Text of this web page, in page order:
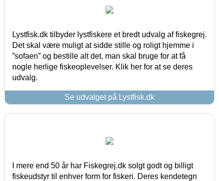
Lystfisk.dk tilbyder lystfiskere et bredt udvalg af fiskegrej.
Det skal være muligt at sidde stille og roligt hjemme i
”sofaen” og bestille alt det, man skal bruge for at få
nogle herlige fiskeoplevelser. Klik her for at se deres
udvalg.
Se udvalget på Lystfisk.dk
I mere end 50 år har Fiskegrej.dk solgt godt og billigt
fiskeudstyr til enhver form for fiskeri. Deres kendetegn